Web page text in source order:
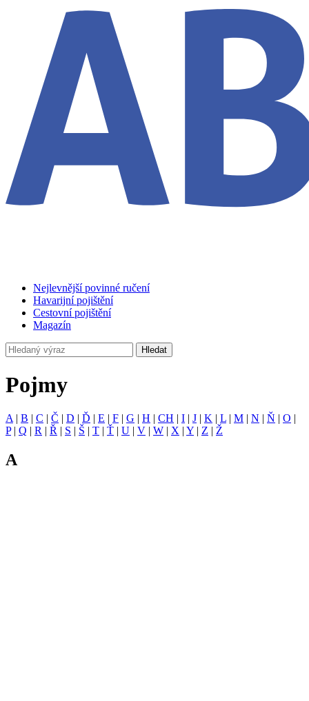
Nejlevnější povinné ručení
Havarijní pojištění
Cestovní pojištění
Magazín
Hledat
Pojmy
A | B | C | Č | D | Ď | E | F | G | H | CH | I | J | K | L | M | N | Ň | O |
P| Q | R | Ř | S | Š | T | Ť | U | V | W | X | Y | Z | Ž
A